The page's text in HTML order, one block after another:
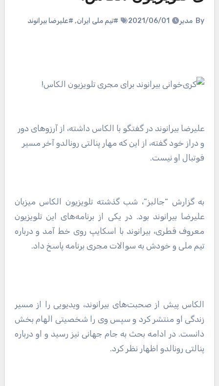
By مدیر 2021/06/01 #تیم ملی ایران, #علیرضا بیرانوند
علیرضا بیرانوند در گفتگو با الکاس داشته، از آرزوهای دور
و دراز خود گفته، از این که مهار پنالتی رونالدو آخر مسیر
فوتبال او نیست.
به گزارش “جالبز”، شب گذشته تلویزیون الکاس میزبان
علیرضا بیرانوند بود. در یکی از برنامه‌های این تلویزیون
معروف قطری، بیرانوند با اسکایپ روی خط آمد و درباره
تیم ملی و خودش به سوالات مجری برنامه پاسخ داد.
الکاس پیش از صحبت‌های بیرانوند، ویدیویی را از مسیر
زندگی او منتشر کرد و سپس وی را شخصیتی الهام بخش
دانست. در ادامه بحث به جام جهانی نیز رسید و او درباره
پنالتی رونالدو اظهار نظر کرد.